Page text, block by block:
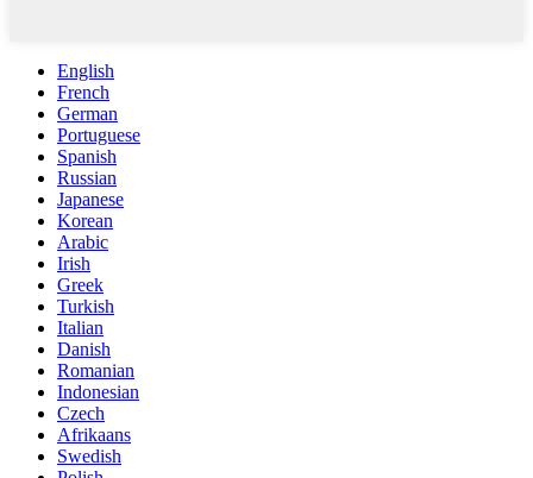
English
French
German
Portuguese
Spanish
Russian
Japanese
Korean
Arabic
Irish
Greek
Turkish
Italian
Danish
Romanian
Indonesian
Czech
Afrikaans
Swedish